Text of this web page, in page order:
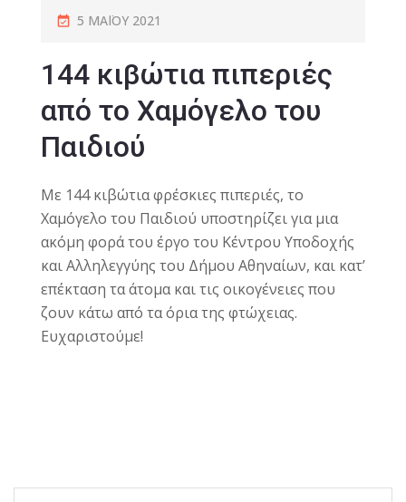
5 ΜΑΪ́ΟΥ 2021
144 κιβώτια πιπεριές
από το Χαμόγελο του
Παιδιού
Με 144 κιβώτια φρέσκιες πιπεριές, το
Χαμόγελο του Παιδιού υποστηρίζει για μια
ακόμη φορά του έργο του Κέντρου Υποδοχής
και Αλληλεγγύης του Δήμου Αθηναίων, και κατ’
επέκταση τα άτομα και τις οικογένειες που
ζουν κάτω από τα όρια της φτώχειας.
Ευχαριστούμε!